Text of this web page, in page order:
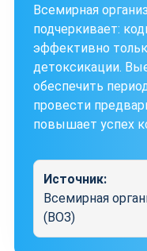
Всемирная
подчеркивает:
эффективно
детоксикации.
обеспечить
провести
повышает успех
Источник:
Всемирная
(ВОЗ)